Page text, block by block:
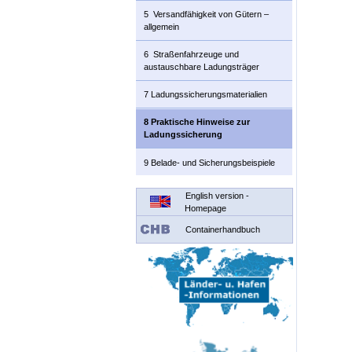
5 Versandfähigkeit von Gütern –
allgemein
6 Straßenfahrzeuge und
austauschbare Ladungsträger
7 Ladungssicherungsmaterialien
8 Praktische Hinweise zur
Ladungssicherung
9 Belade- und Sicherungsbeispiele
English version -
Homepage
Containerhandbuch